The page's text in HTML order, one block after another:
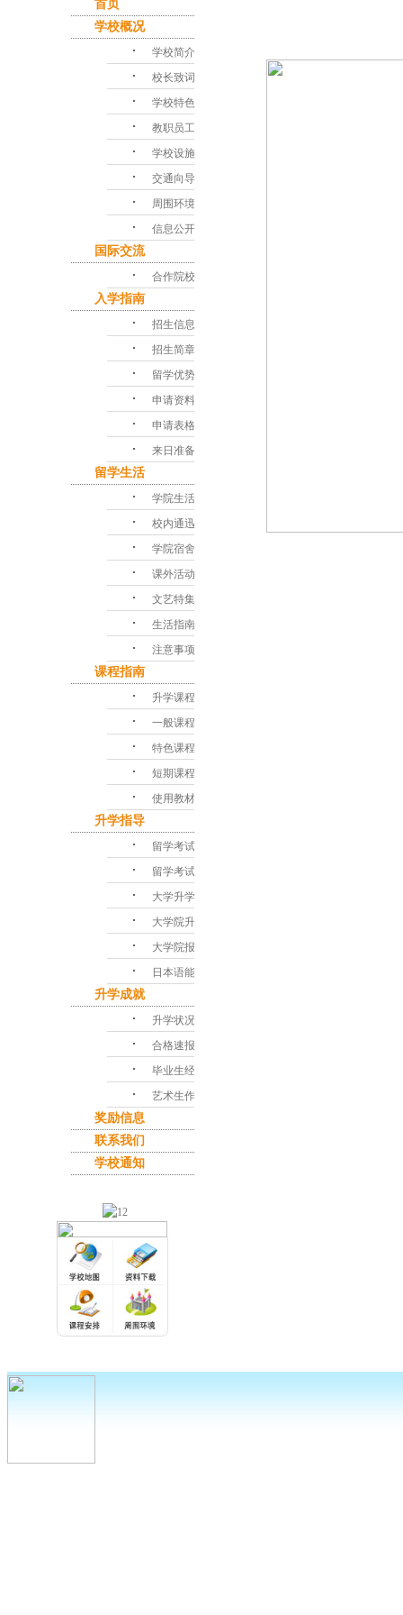
首页
学校概况
･ 学校简介
･ 校长致词
･ 学校特色
･ 教职员工
･ 学校设施
･ 交通向导
･ 周围环境
･ 信息公开
国际交流
･ 合作院校
入学指南
･ 招生信息
･ 招生简章
･ 留学优势
･ 申请资料
･ 申请表格
･ 来日准备
留学生活
･ 学院生活
･ 校内通迅
･ 学院宿舍
･ 课外活动
･ 文艺特集
･ 生活指南
･ 注意事项
课程指南
･ 升学课程
･ 一般课程
･ 特色课程
･ 短期课程
･ 使用教材
升学指导
･ 留学考试对策
･ 留学考试问答
･ 大学升学指导
･ 大学院升学课程
･ 大学院报考指南
･ 日本语能力考试
升学成就
･ 升学状况
･ 合格速报
･ 毕业生经验谈
･ 艺术生作品集
奖励信息
联系我们
学校通知